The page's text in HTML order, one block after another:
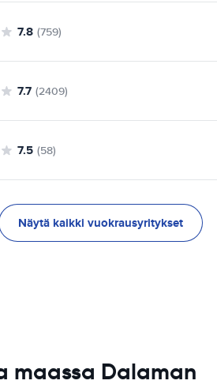
7.8 (759)
7.7 (2409)
7.5 (58)
Näytä kaikki vuokrausyritykset
maassa Dalaman